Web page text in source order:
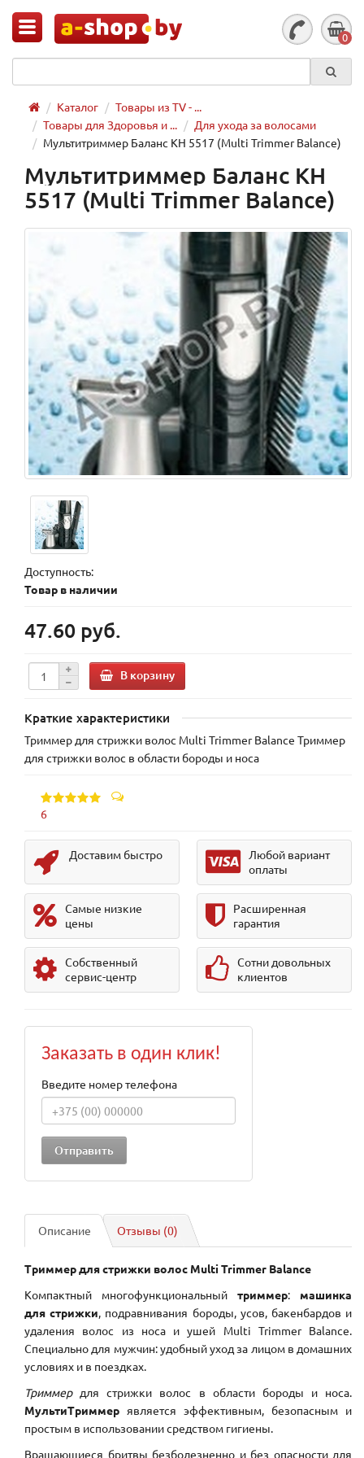
0
Каталог
Товары из TV - ...
Товары для Здоровья и ...
Для ухода за волосами
Мультитриммер Баланс KH 5517 (Multi Trimmer Balance)
Мультитриммер Баланс KH
5517 (Multi Trimmer Balance)
Доступность:
Товар в наличии
47.60 руб.
В корзину
Краткие характеристики
Триммер для стрижки волос Multi Trimmer Balance Триммер
для стрижки волос в области бороды и носа
6
Доставим быстро
Любой вариант
оплаты
Самые низкие
цены
Расширенная
гарантия
Собственный
сервис-центр
Сотни довольных
клиентов
Заказать в один клик!
Введите номер телефона
Описание Отзывы (0)
Триммер для стрижки волос Multi Trimmer Balance
Компактный многофункциональный триммер: машинка
для стрижки, подравнивания бороды, усов, бакенбардов и
удаления волос из носа и ушей Multi Trimmer Balance.
Специально для мужчин: удобный уход за лицом в домашних
условиях и в поездках.
Триммердля стрижки волос в области бороды и носа.
МультиТриммер является эффективным, безопасным и
простым в использовании средством гигиены.
Вращающиеся бритвы безболезненно и без опасности для